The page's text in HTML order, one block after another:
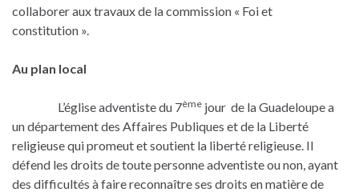
collaborer aux travaux de la commission « Foi et
constitution ».
Au plan local
L’église adventiste du 7ème jour de la Guadeloupe a
un département des Affaires Publiques et de la Liberté
religieuse qui promeut et soutient la liberté religieuse. Il
défend les droits de toute personne adventiste ou non, ayant
des difficultés à faire reconnaître ses droits en matière de